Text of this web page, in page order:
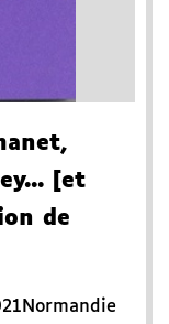
[et
de
Normandie